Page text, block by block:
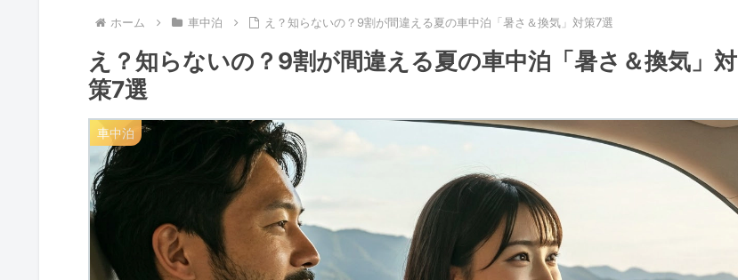
ホーム 車中泊 え？知らないの？9割が間違える夏の車中泊「暑さ＆換気」対策7選
え？知らないの？9割が間違える夏の車中泊「暑さ＆換気」対
策7選
車中泊